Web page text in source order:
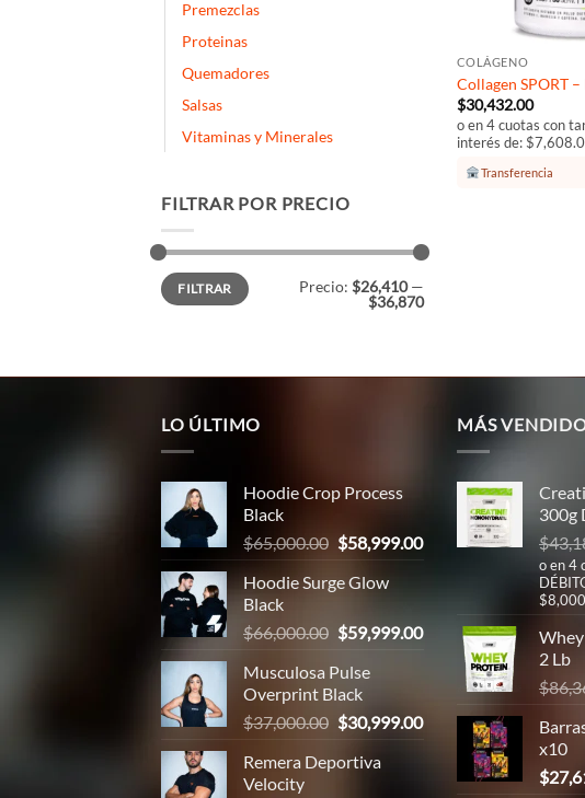
Premezclas
Proteinas
Quemadores
Salsas
Vitaminas y Minerales
FILTRAR POR PRECIO
Precio
mínimo
Precio
máximo
FILTRAR Precio: $26,410—
$36,870
COLÁGENO
Collagen SPORT
$30,432.00
o en 4 cuotas con
interés de:
Transferencia
LO ÚLTIMO
Hoodie Crop Process
Black
$65,000.00 El
original
$65,000.00.
$58,999.00El
$58,999.00.
Hoodie Surge Glow
Black
$66,000.00 El
original
era:
$66,000.00.
$59,999.00El
precio
actual
$59,999.00.
Musculosa Pulse
Overprint Black
$37,000.00 El
precio
original
$30,999.00El
Remera Deportiva
Velocity
MÁS
300g
$
o en 4
2 Lb
$
x10
$